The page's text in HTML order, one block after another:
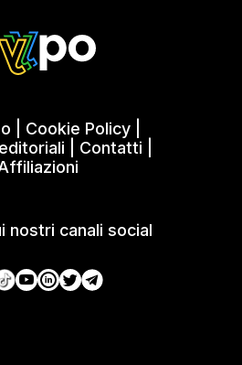
Cookie Policy
Contatti
nostri canali social